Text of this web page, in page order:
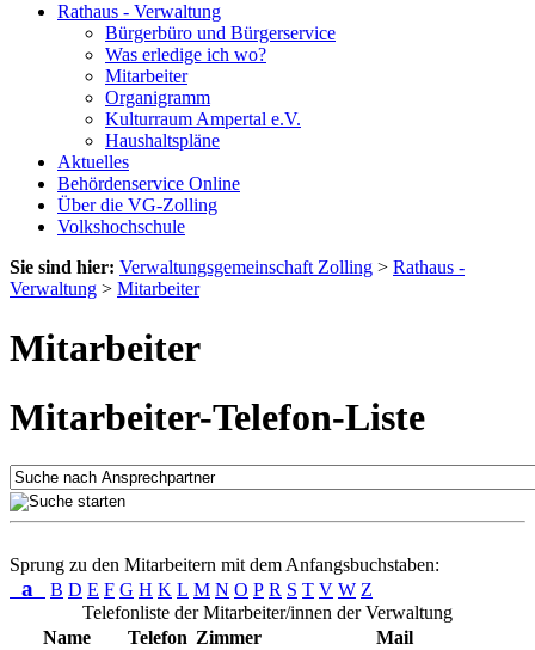
Rathaus - Verwaltung
Bürgerbüro und Bürgerservice
Was erledige ich wo?
Mitarbeiter
Organigramm
Kulturraum Ampertal e.V.
Haushaltspläne
Aktuelles
Behördenservice Online
Über die VG-Zolling
Volkshochschule
Sie sind hier: Verwaltungsgemeinschaft Zolling > Rathaus -
Verwaltung > Mitarbeiter
Mitarbeiter
Mitarbeiter-Telefon-Liste
Sprung zu den Mitarbeitern mit dem Anfangsbuchstaben:
a B D E F G H K L M N O P R S T V W Z
Telefonliste der Mitarbeiter/innen der Verwaltung
Name
Telefon Zimmer
Mail